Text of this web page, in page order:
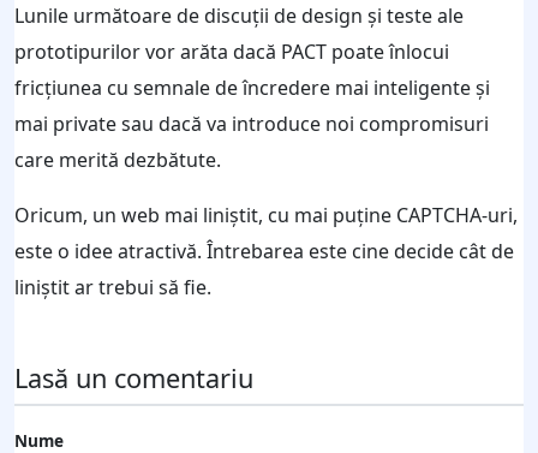
Lunile următoare de discuții de design și teste ale
prototipurilor vor arăta dacă PACT poate înlocui
fricțiunea cu semnale de încredere mai inteligente și
mai private sau dacă va introduce noi compromisuri
care merită dezbătute.
Oricum, un web mai liniștit, cu mai puține CAPTCHA-uri,
este o idee atractivă. Întrebarea este cine decide cât de
liniștit ar trebui să fie.
Lasă un comentariu
Nume